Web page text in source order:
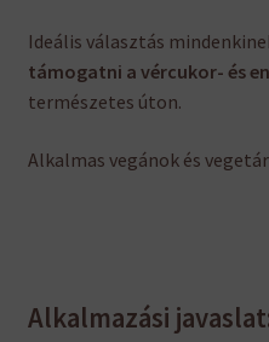
Ideális választás
támogatni a vércukor- és
természetes úton.
Alkalmas vegánok és
Alkalmazási